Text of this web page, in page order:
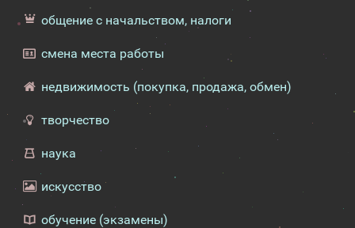
общение с начальством, налоги
смена места работы
недвижимость (покупка, продажа, обмен)
творчество
наука
искусство
обучение (экзамены)